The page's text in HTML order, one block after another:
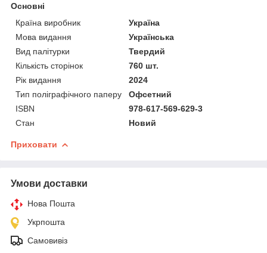
Основні
Країна виробник
Україна
Мова видання
Українська
Вид палітурки
Твердий
Кількість сторінок
760 шт.
Рік видання
2024
Тип поліграфічного паперу
Офсетний
ISBN
978-617-569-629-3
Стан
Новий
Приховати
Умови доставки
Нова Пошта
Укрпошта
Самовивіз